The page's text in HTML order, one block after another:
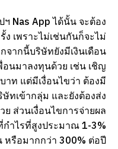
Nas App ได้นั้น จะต้อง
เพราะไม่เช่นกันก็จะไม่
ากนี้บริษัทยังมีเงินเดือน
นมาลงทุนด้วย เช่น เชิญ
ท แต่มีเงื่อนไขว่า ต้องมี
ทเข้ากลุ่ม และยังต้องส่ง
ส่วนเงื่อนไขการจ่ายผล
ำไรที่สูงประมาณ 1-3%
หรือมากกว่า 300% ต่อปี